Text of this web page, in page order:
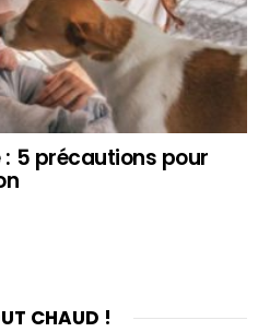
5 précautions pour
CHAUD !